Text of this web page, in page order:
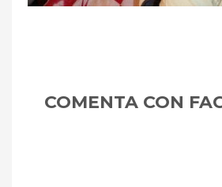
COMENTA CON